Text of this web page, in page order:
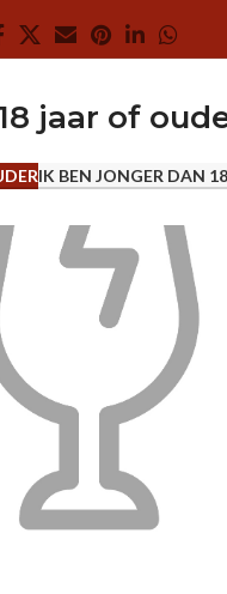
jaar of
IK BEN JONGER DAN